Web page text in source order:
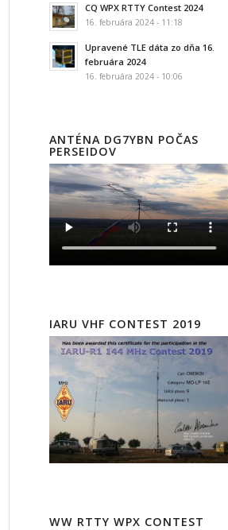
CQ WPX RTTY Contest 2024
16. februára 2024 - 11:18
Upravené TLE dáta zo dňa 16.
februára 2024
16. februára 2024 - 10:06
ANTÉNA DG7YBN POČAS
PERSEIDOV
IARU VHF CONTEST 2019
WW RTTY WPX CONTEST